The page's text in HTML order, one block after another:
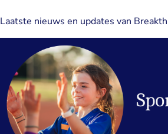
Laatste nieuws en updates van